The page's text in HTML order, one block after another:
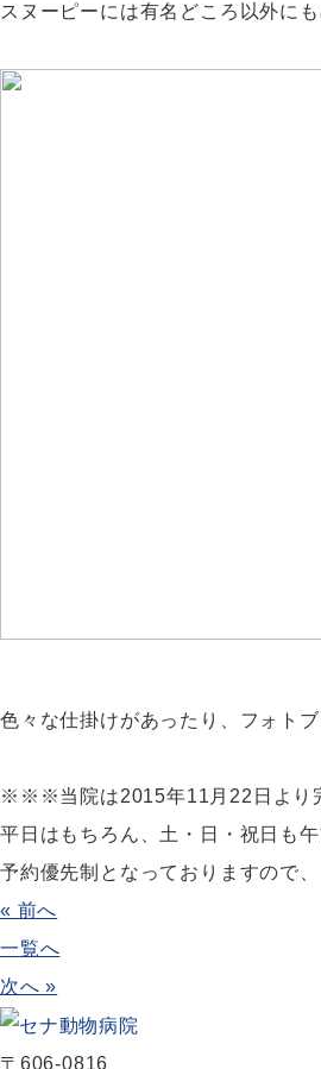
スヌーピーには有名どころ以外に
色々な仕掛けがあったり、フォト
※※※当院は2015年11月22日より
平日はもちろん、土・日・祝日も
予約優先制となっておりますので
« 前へ
一覧へ
次へ »
〒606-0816